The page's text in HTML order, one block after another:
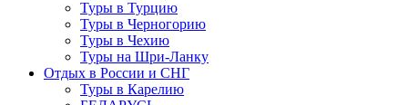
Туры в Турцию
Туры в Черногорию
Туры в Чехию
Туры на Шри-Ланку
Отдых в России и СНГ
Туры в Карелию